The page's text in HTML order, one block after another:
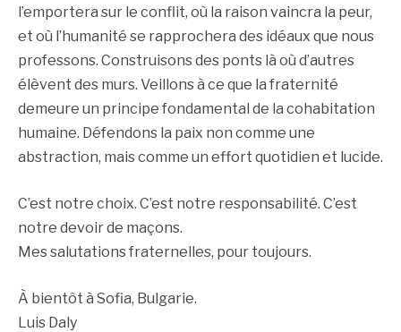
l’emportera sur le conflit, où la raison vaincra la peur,
et où l’humanité se rapprochera des idéaux que nous
professons. Construisons des ponts là où d’autres
élèvent des murs. Veillons à ce que la fraternité
demeure un principe fondamental de la cohabitation
humaine. Défendons la paix non comme une
abstraction, mais comme un effort quotidien et lucide.
C’est notre choix. C’est notre responsabilité. C’est
notre devoir de maçons.
Mes salutations fraternelles, pour toujours.
À bientôt à Sofia, Bulgarie.
Luis Daly